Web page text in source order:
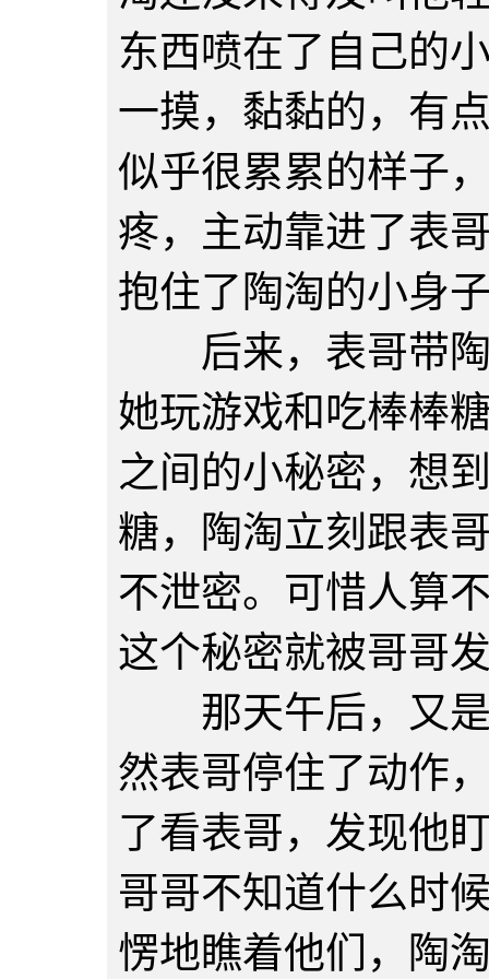
东西喷在了自己的
一摸，黏黏的，有
似乎很累累的样子
疼，主动靠进了表
抱住了陶淘的小身
后来，表哥带陶
她玩游戏和吃棒棒
之间的小秘密，想
糖，陶淘立刻跟表
不泄密。可惜人算
这个秘密就被哥哥
那天午后，又是
然表哥停住了动作
了看表哥，发现他
哥哥不知道什么时
愣地瞧着他们，陶